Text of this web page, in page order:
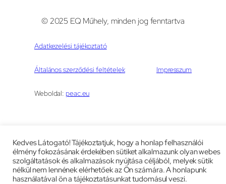
© 2025 EQ Műhely, minden jog fenntartva
Adatkezelési tájékoztató
Általános szerződési feltételek Impresszum
Weboldal: peac.eu
Kedves Látogató! Tájékoztatjuk, hogy a honlap felhasználói
élmény fokozásának érdekében sütiket alkalmazunk olyan webes
szolgáltatások és alkalmazások nyújtása céljából, melyek sütik
nélkül nem lennének elérhetőek az Ön számára. A honlapunk
használatával ön a tájékoztatásunkat tudomásul veszi.